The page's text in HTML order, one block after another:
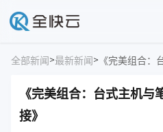
全部新闻>最新新闻> 《完美组合：
《完美组合：台式主机
接》